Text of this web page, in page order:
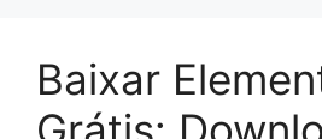
Baixar